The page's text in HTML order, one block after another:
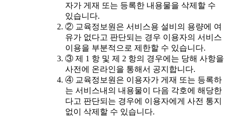
자가 게재 또는 등록한 내용물을 삭제할 수
있습니다.
② 교육정보원은 서비스용 설비의 용량에 여
유가 없다고 판단되는 경우 이용자의 서비스
이용을 부분적으로 제한할 수 있습니다.
③ 제 1 항 및 제 2 항의 경우에는 당해 사항을
사전에 온라인을 통해서 공지합니다.
④ 교육정보원은 이용자가 게재 또는 등록하
는 서비스내의 내용물이 다음 각호에 해당한
다고 판단되는 경우에 이용자에게 사전 통지
없이 삭제할 수 있습니다.